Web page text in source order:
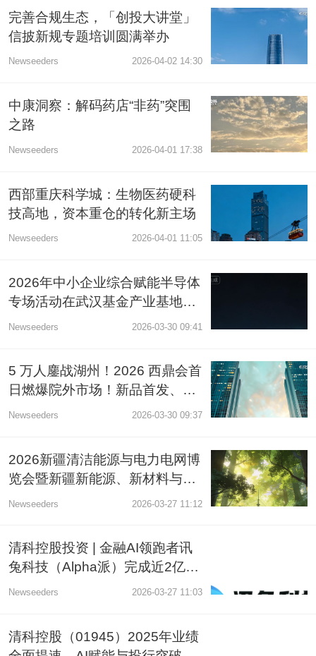
完善合规生态，「创投大讲堂」
信披新规专题培训圆满举办
Newseeders 2026-04-02 14:30
中康洞察：解码药店“非药”突围
之路
Newseeders 2026-04-01 17:38
西部重庆科学城：生物医药硬科
技高地，资本重仓的转化新主场
Newseeders 2026-04-01 11:05
2026年中小企业综合赋能半导体
专场活动在武汉基金产业基地成
功举办
Newseeders 2026-03-30 09:41
5 万人鏖战湖州！2026 西鼎会首
日燃爆院外市场！新品首发、工
商签约、趋势定调三重引爆生意
Newseeders 2026-03-30 09:37
2026新疆清洁能源与电力电网博
览会暨新疆新能源、新材料与关
联产业博览会10月将启
Newseeders 2026-03-27 11:12
清科控股投资 | 金融AI领跑者讯
兔科技（Alpha派）完成近2亿元
A轮融资，携手战略伙伴共建产
Newseeders 2026-03-27 11:03
清科控股（01945）2025年业绩